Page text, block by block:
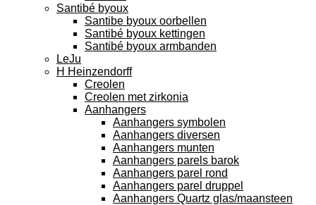
Santibé byoux
Santibe byoux oorbellen
Santibé byoux kettingen
Santibé byoux armbanden
LeJu
H Heinzendorff
Creolen
Creolen met zirkonia
Aanhangers
Aanhangers symbolen
Aanhangers diversen
Aanhangers munten
Aanhangers parels barok
Aanhangers parel rond
Aanhangers parel druppel
Aanhangers Quartz glas/maansteen